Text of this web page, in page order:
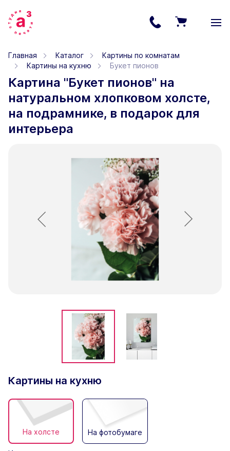
Главная Каталог
Картины по комнатам
Картины на кухню
Букет пионов
Картина "Букет пионов" на
натуральном хлопковом холсте,
на подрамнике, в подарок для
интерьера
Картины на кухню
На холсте На фотобумаге